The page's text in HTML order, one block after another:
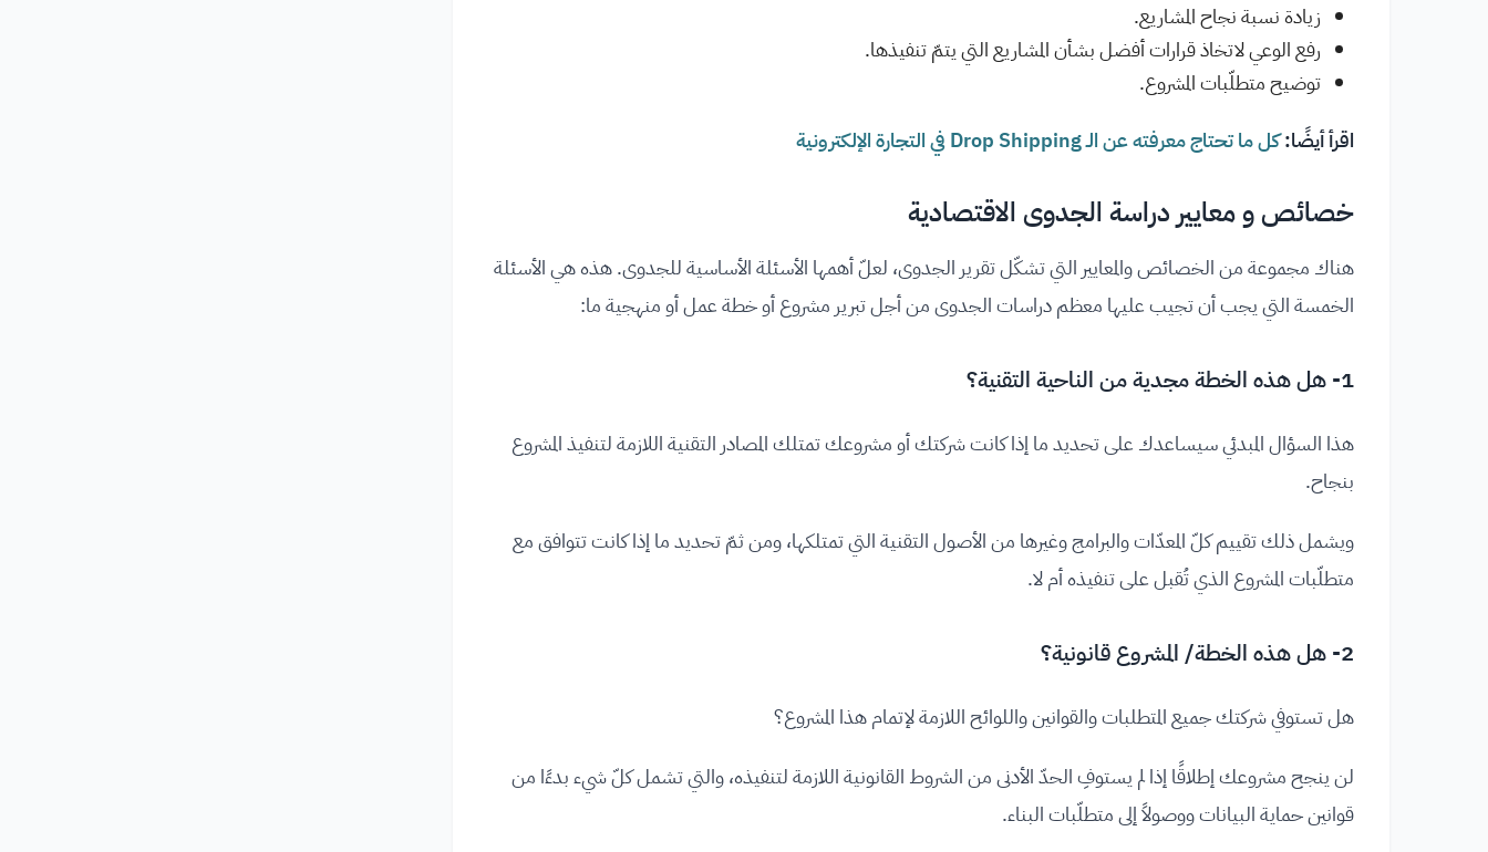
زيادة نسبة نجاح المشاريع.
رفع الوعي لاتخاذ قرارات أفضل بشأن المشاريع التي يتمّ تنفيذها.
توضيح متطلّبات المشروع.
اقرأ أيضًا:كل ما تحتاج معرفته عن الـ Drop Shipping في التجارة الإلكترونية
خصائص و معايير دراسة الجدوى الاقتصادية
هناك مجموعة من الخصائص والمعايير التي تشكّل تقرير الجدوى، لعلّ أهمها الأسئلة الأساسية للجدوى. هذه هي الأسئلة
الخمسة التي يجب أن تجيب عليها معظم دراسات الجدوى من أجل تبرير مشروع أو خطة عمل أو منهجية ما:
1- هل هذه الخطة مجدية من الناحية التقنية؟
هذا السؤال المبدئي سيساعدك على تحديد ما إذا كانت شركتك أو مشروعك تمتلك المصادر التقنية اللازمة لتنفيذ المشروع
بنجاح.
ويشمل ذلك تقييم كلّ المعدّات والبرامج وغيرها من الأصول التقنية التي تمتلكها، ومن ثمّ تحديد ما إذا كانت تتوافق مع
متطلّبات المشروع الذي تُقبل على تنفيذه أم لا.
2- هل هذه الخطة/ المشروع قانونية؟
هل تستوفي شركتك جميع المتطلبات والقوانين واللوائح اللازمة لإتمام هذا المشروع؟
لن ينجح مشروعك إطلاقًا إذا لم يستوفِ الحدّ الأدنى من الشروط القانونية اللازمة لتنفيذه، والتي تشمل كلّ شيء بدءًا من
قوانين حماية البيانات ووصولاً إلى متطلّبات البناء.